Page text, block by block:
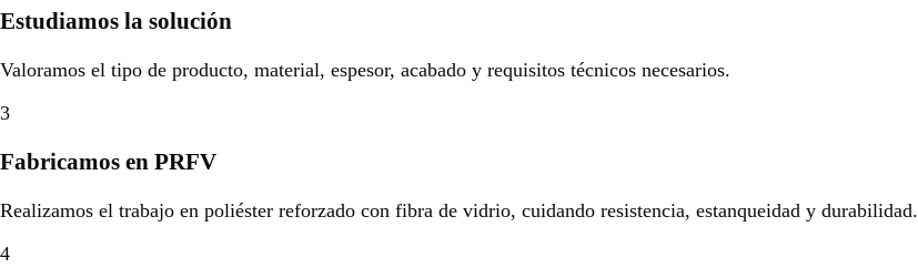
Estudiamos la solución
Valoramos el tipo de producto, material, espesor, acabado y requisitos técnicos necesarios.
3
Fabricamos en PRFV
Realizamos el trabajo en poliéster reforzado con fibra de vidrio, cuidando resistencia, estanqueidad y durabilidad.
4